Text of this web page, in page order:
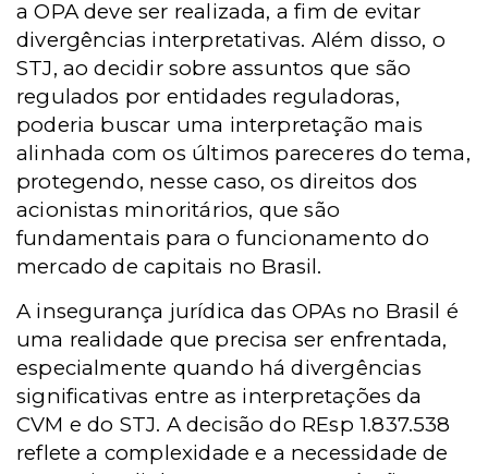
a OPA deve ser realizada, a fim de evitar
divergências interpretativas. Além disso, o
STJ, ao decidir sobre assuntos que são
regulados por entidades reguladoras,
poderia buscar uma interpretação mais
alinhada com os últimos pareceres do tema,
protegendo, nesse caso, os direitos dos
acionistas minoritários, que são
fundamentais para o funcionamento do
mercado de capitais no Brasil.
A insegurança jurídica das OPAs no Brasil é
uma realidade que precisa ser enfrentada,
especialmente quando há divergências
significativas entre as interpretações da
CVM e do STJ. A decisão do REsp 1.837.538
reflete a complexidade e a necessidade de